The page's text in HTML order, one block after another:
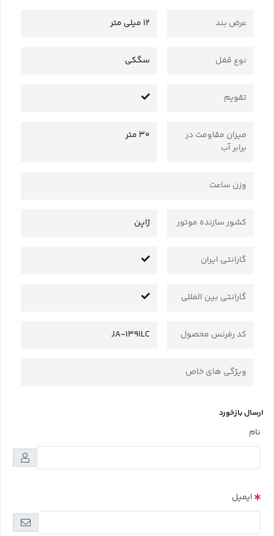
عرض بند 12 میلی متر
نوع قفل سگکی
تقویم
میزان مقاومت در
برابر آب
30 متر
وزن ساعت
کشور سازنده موتور ژاپن
گارانتی ایران
گارانتی بین المللی
کد رفرنس محصول JA-1391LC
ویژگی های خاص
ارسال بازخورد
نام
ایمیل